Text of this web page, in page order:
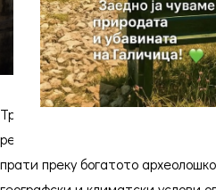
Трагите на човековото постоење
регионот датираат од
прати преку богатото